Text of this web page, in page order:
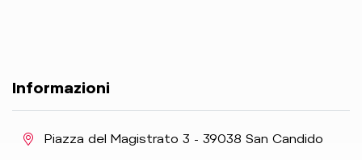
Informazioni
aria.location:
Piazza del Magistrato 3 - 39038 San Candido